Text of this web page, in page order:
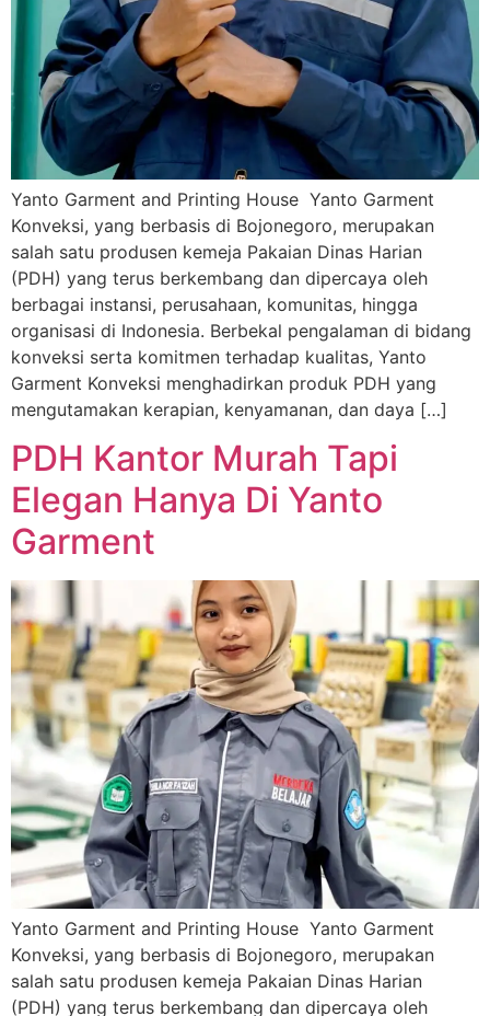
Yanto Garment and Printing House Yanto Garment
Konveksi, yang berbasis di Bojonegoro, merupakan
salah satu produsen kemeja Pakaian Dinas Harian
(PDH) yang terus berkembang dan dipercaya oleh
berbagai instansi, perusahaan, komunitas, hingga
organisasi di Indonesia. Berbekal pengalaman di bidang
konveksi serta komitmen terhadap kualitas, Yanto
Garment Konveksi menghadirkan produk PDH yang
mengutamakan kerapian, kenyamanan, dan daya […]
PDH Kantor Murah Tapi
Elegan Hanya Di Yanto
Garment
Yanto Garment and Printing House Yanto Garment
Konveksi, yang berbasis di Bojonegoro, merupakan
salah satu produsen kemeja Pakaian Dinas Harian
(PDH) yang terus berkembang dan dipercaya oleh